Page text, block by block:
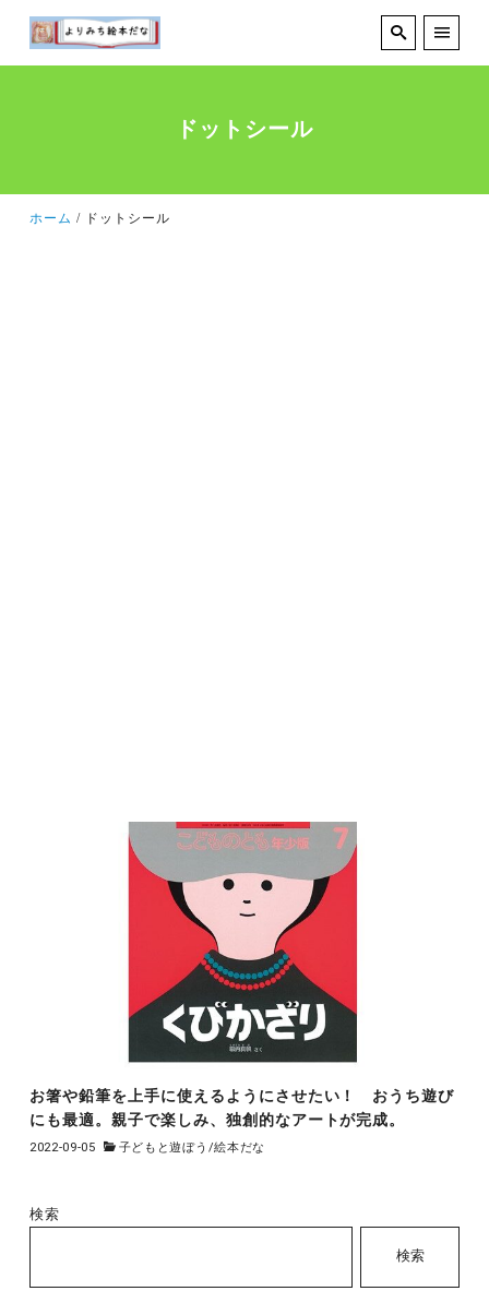
ドットシール
ホーム ドットシール
お箸や鉛筆を上手に使えるようにさせたい！ おうち遊び
にも最適。親子で楽しみ、独創的なアートが完成。
2022-09-05 子どもと遊ぼう /絵本だな
検索
検索